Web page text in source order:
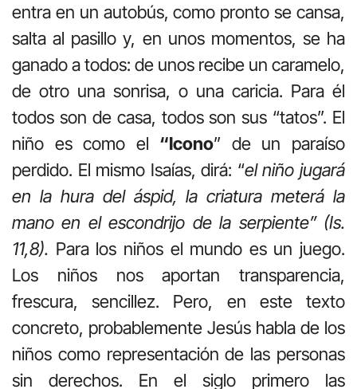
entra en un autobús, como pronto se cansa,
salta al pasillo y, en unos momentos, se ha
ganado a todos: de unos recibe un caramelo,
de otro una sonrisa, o una caricia. Para él
todos son de casa, todos son sus “tatos”. El
niño es como el “Icono” de un paraíso
perdido. El mismo Isaías, dirá: “el niño jugará
en la hura del áspid, la criatura meterá la
mano en el escondrijo de la serpiente” (Is.
11,8). Para los niños el mundo es un juego.
Los niños nos aportan transparencia,
frescura, sencillez. Pero, en este texto
concreto, probablemente Jesús habla de los
niños como representación de las personas
sin derechos. En el siglo primero las